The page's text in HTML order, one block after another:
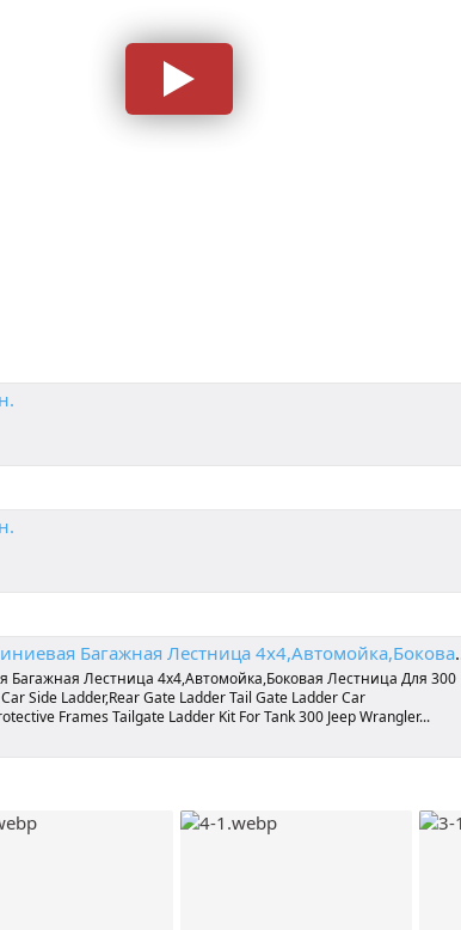
- Buy Aluminum Roof Rack Ladder 4x4 Car Side Ladder,Rear Gate Ladder Tail Gate Ladder Car Ladder,Aluminum Alloy Rear Door Ladder Protective Frames Tail
Лестница 4x4,Автомойка,Боковая Лестница Для 300
Side Ladder,Rear Gate Ladder Tail Gate Ladder Car
Frames Tailgate Ladder Kit For Tank 300 Jeep Wrangler...